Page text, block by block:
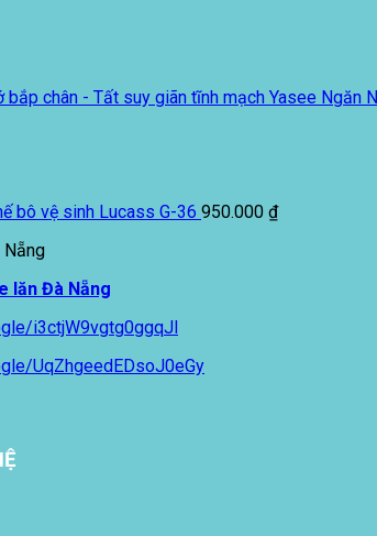
bắp chân - Tất suy giãn tĩnh mạch Yasee Ngăn
bô vệ sinh Lucass G-36 950.000 ₫
Nẵng
lăn Đà Nẵng
i3ctjW9vgtg0ggqJl
UqZhgeedEDsoJ0eGy